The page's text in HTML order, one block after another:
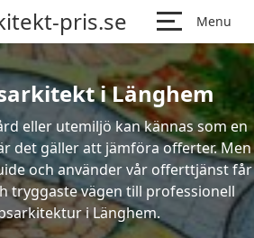
pris.se Menu
i Länghem
eller utemiljö kan kännas som en
det gäller att jämföra offerter. Men
och använder vår offerttjänst får
tryggaste vägen till professionell
i Länghem.